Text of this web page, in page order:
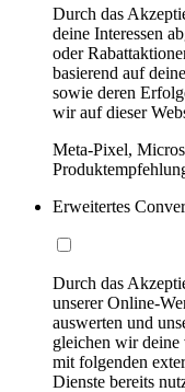
Durch das
deine Interessen
oder
basierend auf
sowie deren
wir auf dieser
Meta-Pixel,
Erweitertes
Durch das
unserer Online-
auswerten und
gleichen wir deine
mit folgenden
Dienste bereits